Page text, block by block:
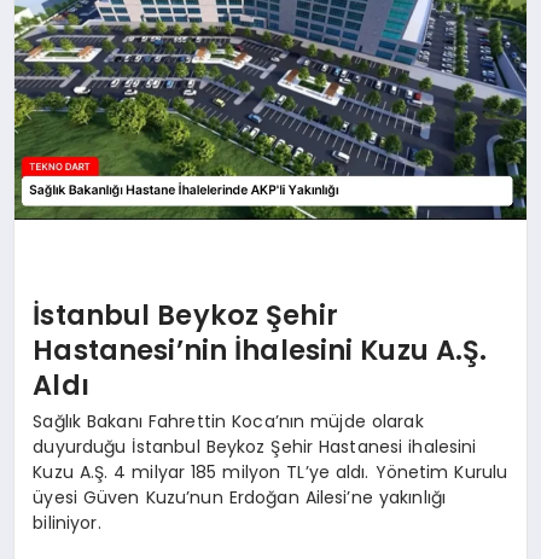
İstanbul Beykoz Şehir
Hastanesi’nin İhalesini Kuzu A.Ş.
Aldı
Sağlık Bakanı Fahrettin Koca’nın müjde olarak
duyurduğu İstanbul Beykoz Şehir Hastanesi ihalesini
Kuzu A.Ş. 4 milyar 185 milyon TL’ye aldı. Yönetim Kurulu
üyesi Güven Kuzu’nun Erdoğan Ailesi’ne yakınlığı
biliniyor.